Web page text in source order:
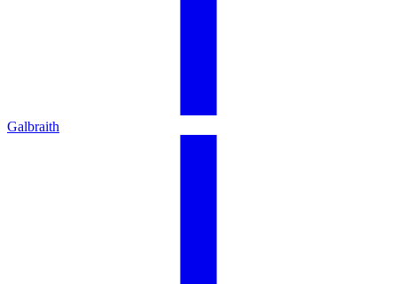
Galbraith